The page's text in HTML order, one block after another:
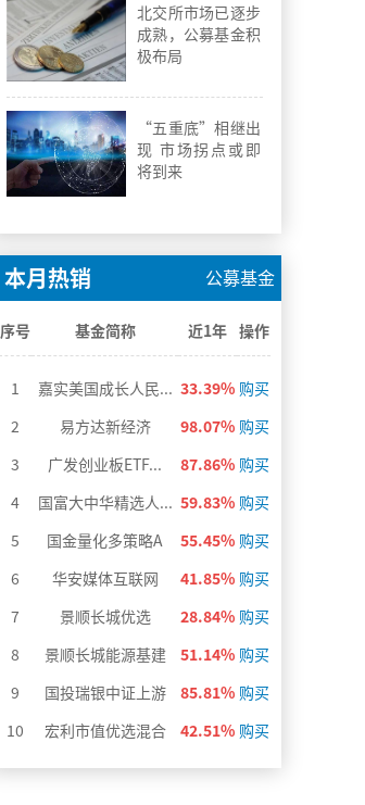
北交所市场已逐步
成熟，公募基金积
极布局
“五重底”相继出
现 市场拐点或即
将到来
本月热销 公募基金
序号 基金简称 近1年 操作
1 嘉实美国成长人民... 33.39% 购买
2
易方达新经济 98.07% 购买
3
广发创业板ETF... 87.86% 购买
4
国富大中华精选人... 59.83% 购买
5
国金量化多策略A 55.45% 购买
6
华安媒体互联网 41.85% 购买
7
景顺长城优选 28.84% 购买
8
景顺长城能源基建 51.14% 购买
9
国投瑞银中证上游 85.81% 购买
10
宏利市值优选混合 42.51% 购买